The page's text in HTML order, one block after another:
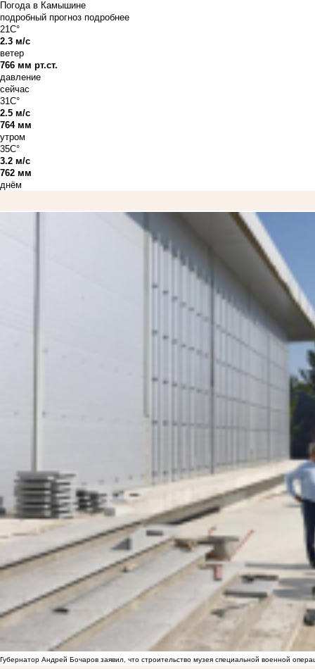
Погода в Камышине
подробный прогноз подробнее
21C°
2.3 м/с
ветер
766 мм рт.ст.
давление
сейчас
31C°
2.5 м/с
764 мм
утром
35C°
3.2 м/с
762 мм
днём
Губернатор Андрей Бочаров заявил, что строительство музея специальной военной